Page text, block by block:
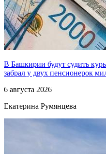
В Башкирии будут судить
забрал у двух пенсионерок
6 августа 2026
Екатерина Румянцева